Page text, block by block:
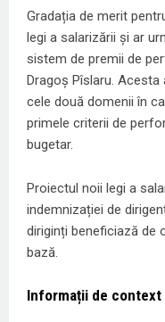
Gradația de merit
legi a salarizării și ar
sistem de premii de
Dragoș Pîslaru.
cele două domenii în
primele criterii de
bugetar.
Proiectul noii legi a
indemnizației de
diriginți beneficiază de
bază.
Informații de context